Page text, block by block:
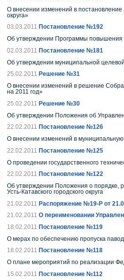
О внесении изменений в постановление
округа»
03.03.2011
Постановление №192
Об утверждении Программы повышения
02.03.2011
Постановление №181
Об утверждении муниципальной
25.02.2011
Решение №31
О внесении изменений в решение
на 2011 год»
25.02.2011
Решение №30
Об утверждении Положения об
22.02.2011
Постановление №126
О внесении изменений в муниципальную
22.02.2011
Постановление №125
О проведении государственного
22.02.2011
Постановление №122
Об утверждении Положения о порядке,
Усть-Катавского городского округа
21.02.2011
Распоряжение №19-Р от
21.02.2011 О переименовании
18.02.2011
Постановление №119
О мерах по обеспечению пропуска
18.02.2011
Постановление №118
О плане мероприятий по реализации
15.02.2011
Постановление №112